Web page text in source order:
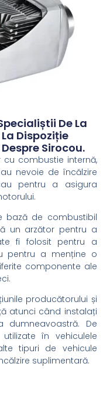
De La
Dispoziție
Sirocou.
cu combustie internă,
nevoie de încălzire
pentru a asigura
bază de combustibil
un arzător pentru a
fi folosit pentru a
pentru a menține o
componente ale
producătorului și
atunci când instalați
De
în vehiculele
tipuri de vehicule
suplimentară.